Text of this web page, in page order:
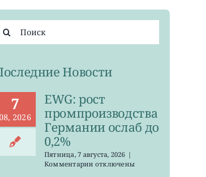
Новости
7
2026
EWG: рост
промпроизводства
Германии ослаб до
0,2%
Пятница, 7 августа, 2026 |
Комментариикотключены